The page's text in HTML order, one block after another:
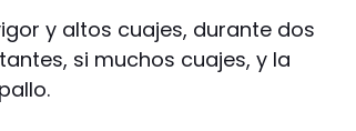
y altos cuajes, durante dos
si muchos cuajes, y la